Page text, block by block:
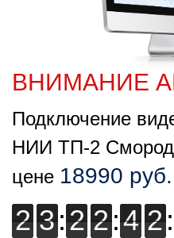
ВНИМАНИЕ
Подключение
НИИ ТП-2
цене 18990 руб.
2
2 3
3:2
2 2
2:4
4 2
2: